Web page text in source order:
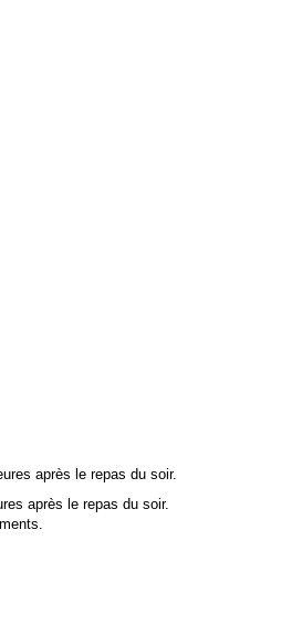
après le repas du soir.
après le repas du soir.